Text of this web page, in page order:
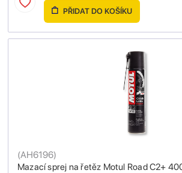
PŘIDAT DO KOŠÍKU
Mazací sprej na řetěz Motul Road C2+
(AH6196)